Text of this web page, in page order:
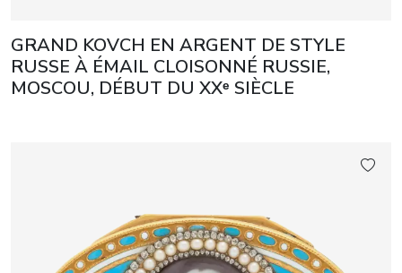
GRAND KOVCH EN ARGENT DE STYLE
RUSSE À ÉMAIL CLOISONNÉ RUSSIE,
MOSCOU, DÉBUT DU XXᵉ SIÈCLE